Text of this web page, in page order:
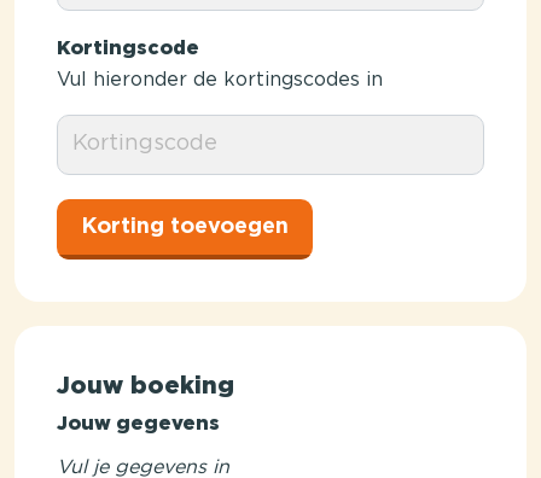
Kortingscode
Vul hieronder de kortingscodes in
Korting toevoegen
Jouw boeking
Jouw gegevens
Vul je gegevens in